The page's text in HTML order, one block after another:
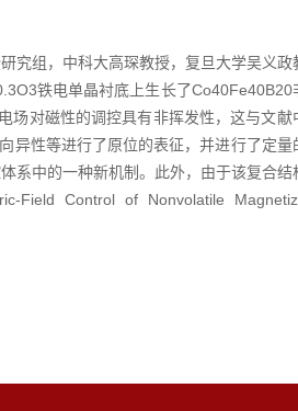
究组，中科大高琛教授，复旦大学吴义政
铁电单晶衬底上生长了Co40Fe40B20
场对磁性的调控具有非挥发性，这与文献
异性等进行了原位的表征，并进行了定量
系中的一种新机制。此外，由于该复合结
Control of Nonvolatile